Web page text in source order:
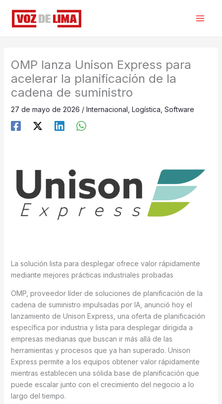
contenido
OMP lanza Unison Express para
acelerar la planificación de la
cadena de suministro
27 de mayo de 2026 / Internacional Logística Software
La solución lista para desplegar ofrece valor rápidamente
mediante mejores prácticas industriales probadas
OMP, proveedor líder de soluciones de planificación de la
cadena de suministro impulsadas por IA, anunció hoy el
lanzamiento de Unison Express, una oferta de planificación
específica por industria y lista para desplegar dirigida a
empresas medianas que buscan ir más allá de las
herramientas y procesos que ya han superado. Unison
Express permite a los equipos obtener valor rápidamente
mientras establecen una sólida base de planificación que
puede escalar junto con el crecimiento del negocio a lo
largo del tiempo.